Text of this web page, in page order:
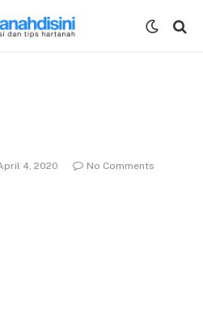
4, 2020
No Comments